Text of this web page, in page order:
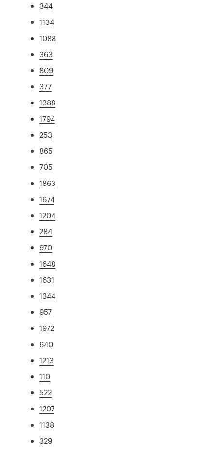
344
1134
1088
363
809
377
1388
1794
253
865
705
1863
1674
1204
284
970
1648
1631
1344
957
1972
640
1213
110
522
1207
1138
329